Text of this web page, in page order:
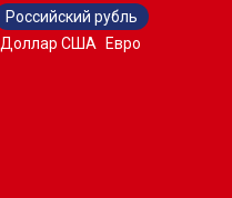
Российский рубль
Доллар США
Евро